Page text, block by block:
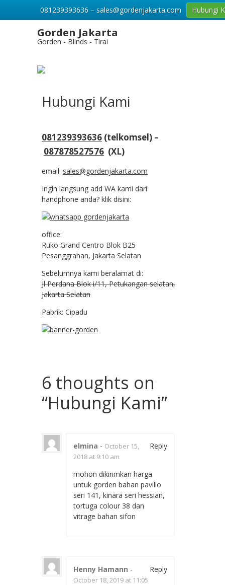
Gorden Jakarta
Gorden - Blinds - Tirai
Hubungi Kami
081239393636 (telkomsel) –
087878527576 (XL)
email: sales@gordenjakarta.com
Ingin langsung add WA kami dari
handphone anda? klik disini:
office:
Ruko Grand Centro Blok B25
Pesanggrahan, Jakarta Selatan
Sebelumnya kami beralamat di:
Jl Perdana Blok i/11, Petukangan selatan,
Jakarta Selatan
Pabrik: Cipadu
6 thoughts on
“Hubungi Kami”
elmina - October 15,
2018 at 9:10 am
mohon dikirimkan harga
untuk gorden bahan pavilio
seri 141, kinara seri hessian,
tortuga colour 38 dan
vitrage bahan sifon
Reply
Henny Hamann -
October 18, 2019 at 11:05
Reply
081239393636 – sales@gordenjakarta.com Hubungi